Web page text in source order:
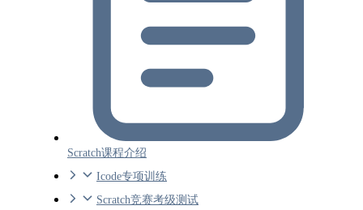
Scratch课程介绍
Icode专项训练
Scratch竞赛考级测试